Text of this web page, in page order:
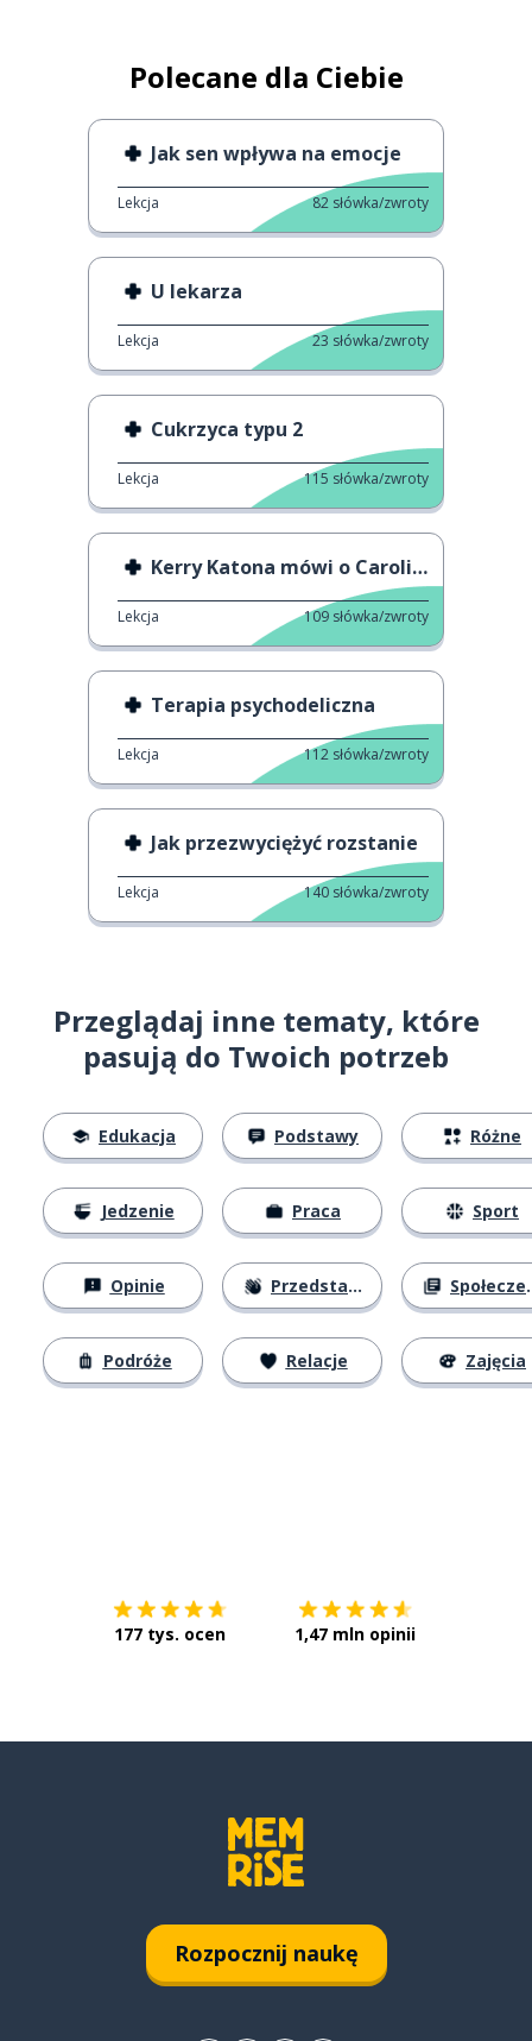
Polecane dla Ciebie
Jak sen wpływa na emocje
Lekcja 82 słówka/zwroty
U lekarza
Lekcja 23 słówka/zwroty
Cukrzyca typu 2
Lekcja 115 słówka/zwroty
Kerry Katona mówi o Caroline Flack
Lekcja 109 słówka/zwroty
Terapia psychodeliczna
Lekcja 112 słówka/zwroty
Jak przezwyciężyć rozstanie
Lekcja 140 słówka/zwroty
Przeglądaj inne tematy, które
pasują do Twoich potrzeb
Edukacja
Jedzenie
Opinie
Podróże
Podstawy
Praca
Przedstawianie się
Relacje
Różne
Sport
Społeczeństwo
Zajęcia
177 tys. ocen 1,47 mln opinii
Rozpocznij naukę